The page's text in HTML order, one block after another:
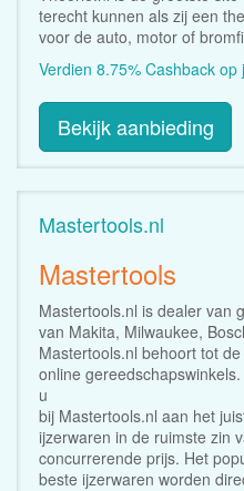
terecht kunnen als zij een
voor de auto, motor of
Verdien 8.75% Cashback op
Bekijk aanbieding
Mastertools.nl
Mastertools
Mastertools.nl is dealer van
van Makita, Milwaukee,
Mastertools.nl behoort tot
online
u
bij Mastertools.nl aan het
ijzerwaren in de ruimste zin
concurrerende prijs. Het
beste ijzerwaren worden